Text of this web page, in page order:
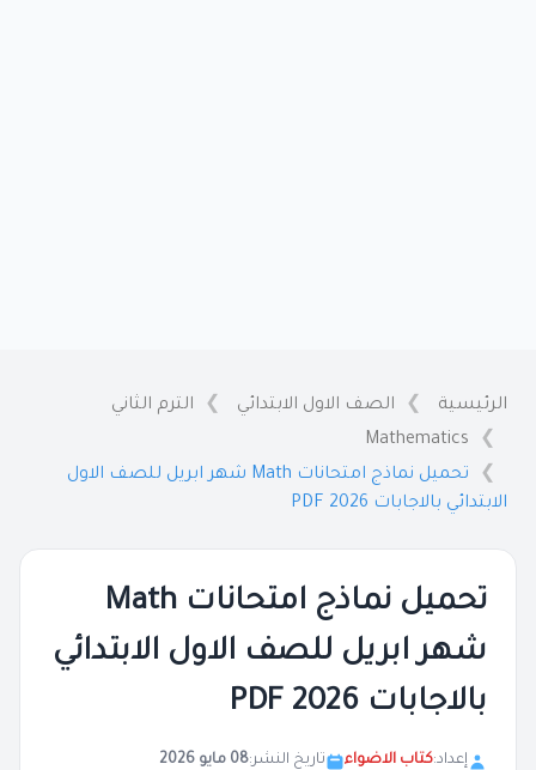
الرئيسية الصف الاول الابتدائي
الترم الثاني
Mathematics
تحميل نماذج امتحانات Math شهر ابريل للصف الاول
الابتدائي بالاجابات 2026 PDF
تحميل نماذج امتحانات Math
شهر ابريل للصف الاول الابتدائي
بالاجابات 2026 PDF
إعداد:كتاب الاضواء تاريخ النشر:08 مايو 2026